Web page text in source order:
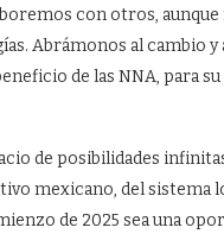
con otros,
Abrámonos al cambio y
de las NNA, para
de posibilidades
mexicano, del sistema
de 2025 sea una